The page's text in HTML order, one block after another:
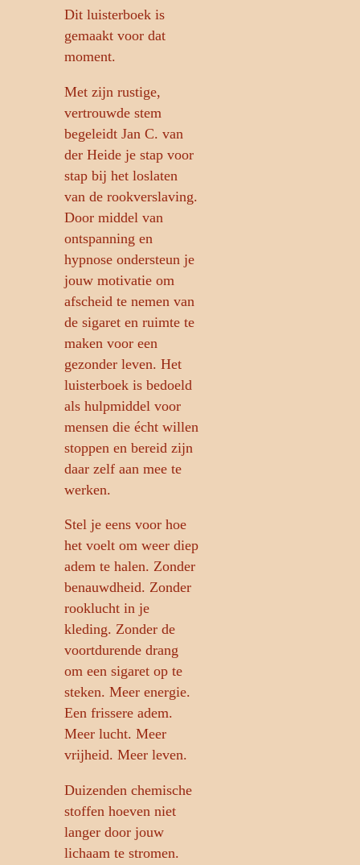
Dit luisterboek is
gemaakt voor dat
moment.
Met zijn rustige,
vertrouwde stem
begeleidt Jan C. van
der Heide je stap voor
stap bij het loslaten
van de rookverslaving.
Door middel van
ontspanning en
hypnose ondersteun je
jouw motivatie om
afscheid te nemen van
de sigaret en ruimte te
maken voor een
gezonder leven. Het
luisterboek is bedoeld
als hulpmiddel voor
mensen die écht willen
stoppen en bereid zijn
daar zelf aan mee te
werken.
Stel je eens voor hoe
het voelt om weer diep
adem te halen. Zonder
benauwdheid. Zonder
rooklucht in je
kleding. Zonder de
voortdurende drang
om een sigaret op te
steken. Meer energie.
Een frissere adem.
Meer lucht. Meer
vrijheid. Meer leven.
Duizenden chemische
stoffen hoeven niet
langer door jouw
lichaam te stromen.